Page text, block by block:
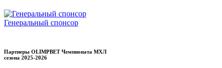
Генеральный спонсор
Партнеры OLIMPBET Чемпионата МХЛ
сезона 2025-2026